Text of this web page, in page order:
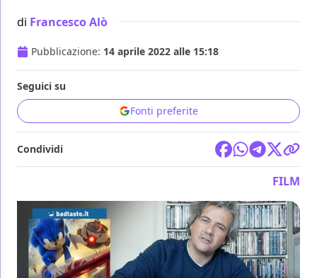
di Francesco Alò
Pubblicazione: 14 aprile 2022 alle 15:18
Seguici su
Fonti preferite
Condividi
FILM